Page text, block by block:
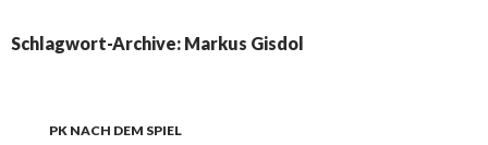
Schlagwort-Archive: Markus Gisdol
PK NACH DEM SPIEL